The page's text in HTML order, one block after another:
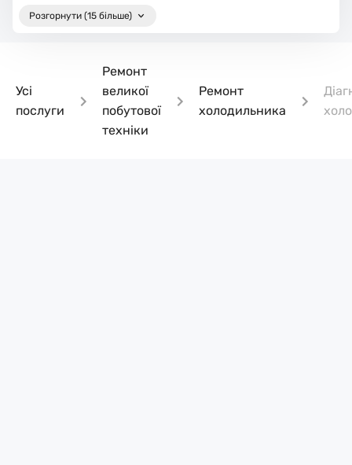
Усі
послуги
Ремонт
великої
побутової
техніки
Ремонт
холодильника
Розгорнути (15 більше)